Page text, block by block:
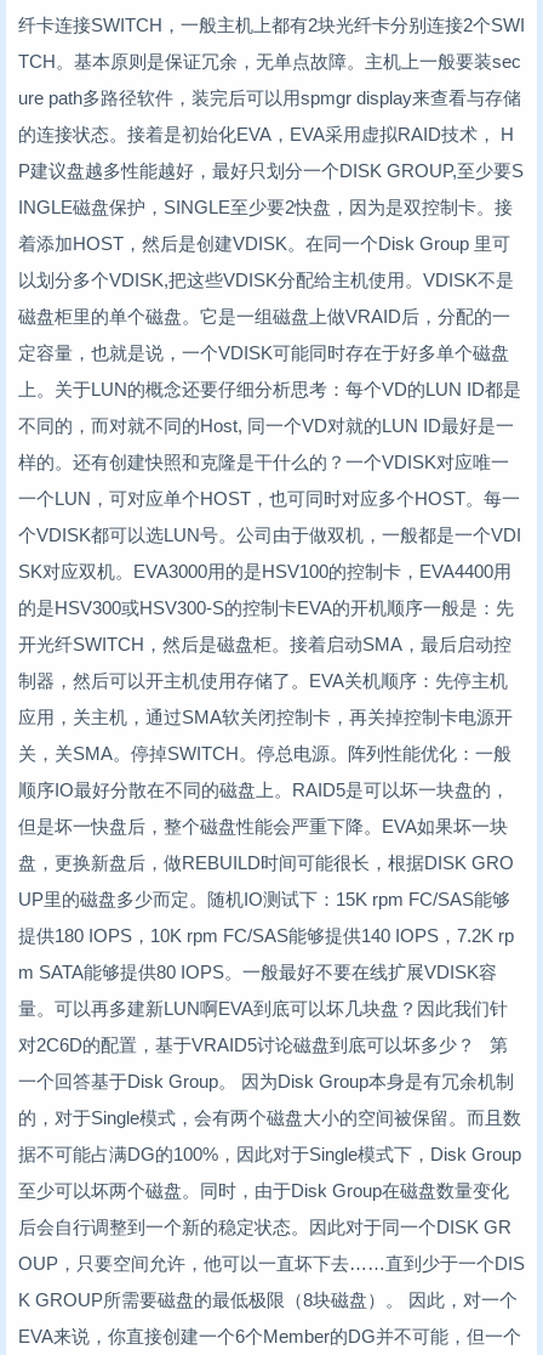
纤卡连接SWITCH，一般主机上都有2块光纤卡分别连接2个SWI
TCH。基本原则是保证冗余，无单点故障。主机上一般要装sec
ure path多路径软件，装完后可以用spmgr display来查看与存储
的连接状态。接着是初始化EVA，EVA采用虚拟RAID技术， H
P建议盘越多性能越好，最好只划分一个DISK GROUP,至少要S
INGLE磁盘保护，SINGLE至少要2快盘，因为是双控制卡。接
着添加HOST，然后是创建VDISK。在同一个Disk Group 里可
以划分多个VDISK,把这些VDISK分配给主机使用。VDISK不是
磁盘柜里的单个磁盘。它是一组磁盘上做VRAID后，分配的一
定容量，也就是说，一个VDISK可能同时存在于好多单个磁盘
上。关于LUN的概念还要仔细分析思考：每个VD的LUN ID都是
不同的，而对就不同的Host, 同一个VD对就的LUN ID最好是一
样的。还有创建快照和克隆是干什么的？一个VDISK对应唯一
一个LUN，可对应单个HOST，也可同时对应多个HOST。每一
个VDISK都可以选LUN号。公司由于做双机，一般都是一个VDI
SK对应双机。EVA3000用的是HSV100的控制卡，EVA4400用
的是HSV300或HSV300-S的控制卡EVA的开机顺序一般是：先
开光纤SWITCH，然后是磁盘柜。接着启动SMA，最后启动控
制器，然后可以开主机使用存储了。EVA关机顺序：先停主机
应用，关主机，通过SMA软关闭控制卡，再关掉控制卡电源开
关，关SMA。停掉SWITCH。停总电源。阵列性能优化：一般
顺序IO最好分散在不同的磁盘上。RAID5是可以坏一块盘的，
但是坏一快盘后，整个磁盘性能会严重下降。EVA如果坏一块
盘，更换新盘后，做REBUILD时间可能很长，根据DISK GRO
UP里的磁盘多少而定。随机IO测试下：15K rpm FC/SAS能够
提供180 IOPS，10K rpm FC/SAS能够提供140 IOPS，7.2K rp
m SATA能够提供80 IOPS。一般最好不要在线扩展VDISK容
量。可以再多建新LUN啊EVA到底可以坏几块盘？因此我们针
对2C6D的配置，基于VRAID5讨论磁盘到底可以坏多少？ 第
一个回答基于Disk Group。 因为Disk Group本身是有冗余机制
的，对于Single模式，会有两个磁盘大小的空间被保留。而且数
据不可能占满DG的100%，因此对于Single模式下，Disk Group
至少可以坏两个磁盘。同时，由于Disk Group在磁盘数量变化
后会自行调整到一个新的稳定状态。因此对于同一个DISK GR
OUP，只要空间允许，他可以一直坏下去……直到少于一个DIS
K GROUP所需要磁盘的最低极限（8块磁盘）。 因此，对一个
EVA来说，你直接创建一个6个Member的DG并不可能，但一个